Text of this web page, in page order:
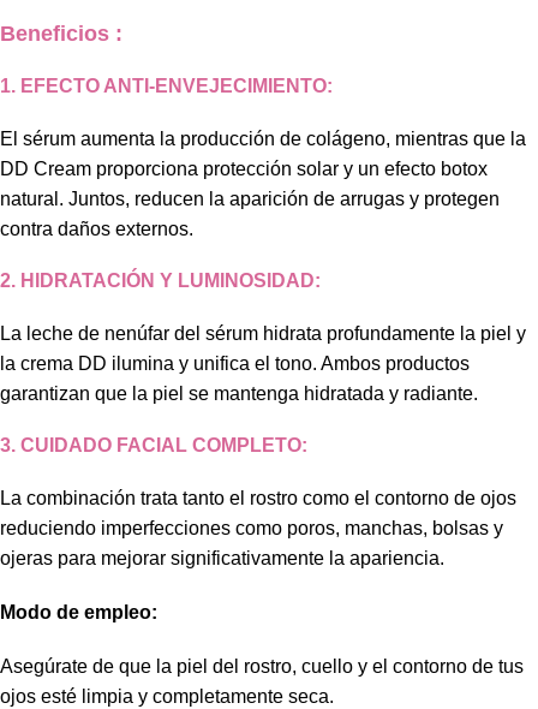
Beneficios :
1. EFECTO ANTI-ENVEJECIMIENTO:
El sérum aumenta la producción de colágeno, mientras que la
DD Cream proporciona protección solar y un efecto botox
natural. Juntos, reducen la aparición de arrugas y protegen
contra daños externos.
2. HIDRATACIÓN Y LUMINOSIDAD:
La leche de nenúfar del sérum hidrata profundamente la piel y
la crema DD ilumina y unifica el tono. Ambos productos
garantizan que la piel se mantenga hidratada y radiante.
3. CUIDADO FACIAL COMPLETO:
La combinación trata tanto el rostro como el contorno de ojos
reduciendo imperfecciones como poros, manchas, bolsas y
ojeras para mejorar significativamente la apariencia.
Modo de empleo:
Asegúrate de que la piel del rostro, cuello y el contorno de tus
ojos esté limpia y completamente seca.